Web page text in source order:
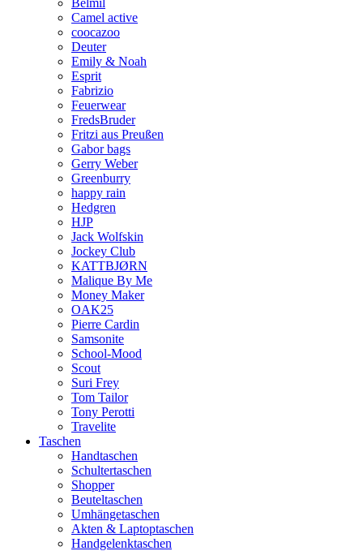
Belmil
Camel active
coocazoo
Deuter
Emily & Noah
Esprit
Fabrizio
Feuerwear
FredsBruder
Fritzi aus Preußen
Gabor bags
Gerry Weber
Greenburry
happy rain
Hedgren
HJP
Jack Wolfskin
Jockey Club
KATTBJØRN
Malique By Me
Money Maker
OAK25
Pierre Cardin
Samsonite
School-Mood
Scout
Suri Frey
Tom Tailor
Tony Perotti
Travelite
Taschen
Handtaschen
Schultertaschen
Shopper
Beuteltaschen
Umhängetaschen
Akten & Laptoptaschen
Handgelenktaschen